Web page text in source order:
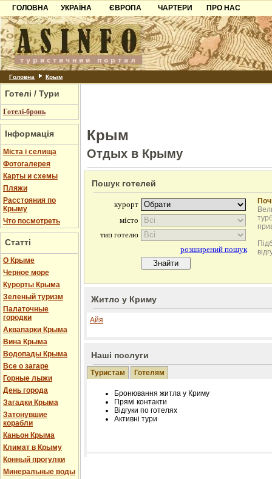
ГОЛОВНА
УКРАЇНА
Карпати
Азов
Причорноморря
Шацьк
ЄВРОПА
Чорногорія
Хорватія
Болгарія
ЧАРТЕРИ
ПРО НАС
Контакти
Партнерам
Додати готель
Головна Крым
Готелі / Тури
Готелі-бронь
Інформація
Міста і селища
Фотогалерея
Карты и схемы
Пляжи
Расстояния по
Крыму
Что посмотреть
Статті
О Крыме
Черное море
Курорты Крыма
Зеленый туризм
Палаточные
городки
Аквапарки Крыма
Вина Крыма
Водопады Крыма
Все о загаре
Горные лыжи
День города
Загадки Крыма
Затонувшие
корабли
Каньон Крыма
Климат в Крыму
Конный прогулки
Минеральные воды
Крым
Отдых в Крыму
Пошук готелей
Житло у Криму
Айя
Наші послуги
Туристам Готелям
Бронювання житла у Криму
Прямі контакти
Відгуки по готелях
Активні тури